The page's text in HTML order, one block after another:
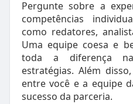
Pergunte sobre a
competências
como redatores,
Uma equipe coesa e
toda a diferença
estratégias. Além
entre você e a equipe
sucesso da parceria.